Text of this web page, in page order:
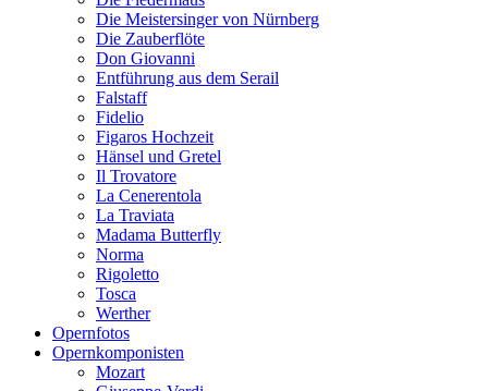
Die Meistersinger von Nürnberg
Die Zauberflöte
Don Giovanni
Entführung aus dem Serail
Falstaff
Fidelio
Figaros Hochzeit
Hänsel und Gretel
Il Trovatore
La Cenerentola
La Traviata
Madama Butterfly
Norma
Rigoletto
Tosca
Werther
Opernfotos
Opernkomponisten
Mozart